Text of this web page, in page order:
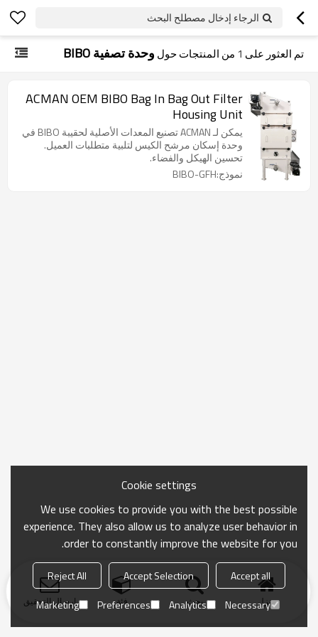
الرجاء إدخال مصطلح البحث
تم العثور على 1 من المنتجات حول وحدة تصفية BIBO
ACMAN OEM BIBO Bag In Bag Out Filter
Housing Unit
يمكن لـ ACMAN تصنيع المعدات الأصلية لحقيبة BIBO في
وحدة إسكان مرشح الكيس لتلبية متطلبات العميل.
تحسين الهيكل والفضاء.
نموذج:BIBO-GFH
منزل بحث فئة ارسال التحقيق
Cookie settings
We use cookies to provide you with the best possible
experience. They also allow us to analyze user behavior in
order to constantly improve the website for you.
Accept all
Accept Selection
Reject All
Necessary
Analytics
Preferences
Marketing